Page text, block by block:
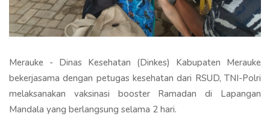
Merauke - Dinas Kesehatan (Dinkes) Kabupaten Merauke
bekerjasama dengan petugas kesehatan dari RSUD, TNI-Polri
melaksanakan vaksinasi booster Ramadan di Lapangan
Mandala yang berlangsung selama 2 hari.